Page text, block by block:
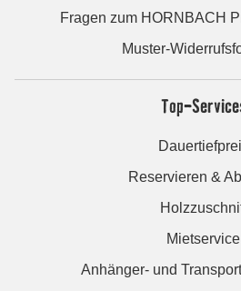
Fragen zum HORNBACH
Muster-
Top-
Reservieren &
Mietservice
Anhänger- und